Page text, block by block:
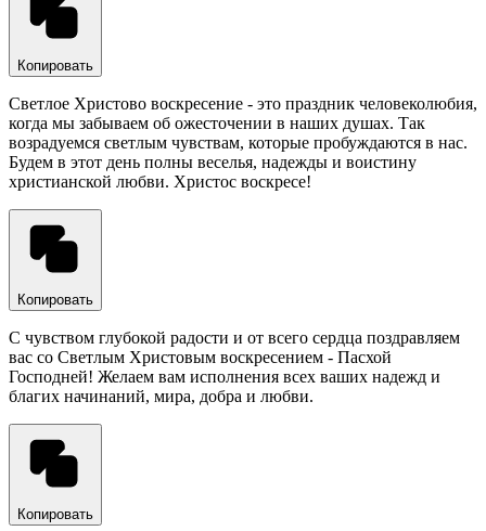
Копировать
Светлое Христово воскресение - это праздник человеколюбия,
когда мы забываем об ожесточении в наших душах. Так
возрадуемся светлым чувствам, которые пробуждаются в нас.
Будем в этот день полны веселья, надежды и воистину
христианской любви. Христос воскресе!
Копировать
С чувством глубокой радости и от всего сердца поздравляем
вас со Светлым Христовым воскресением - Пасхой
Господней! Желаем вам исполнения всех ваших надежд и
благих начинаний, мира, добра и любви.
Копировать